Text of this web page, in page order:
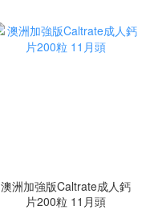
澳洲加強版Caltrate成人鈣
片200粒 11月頭